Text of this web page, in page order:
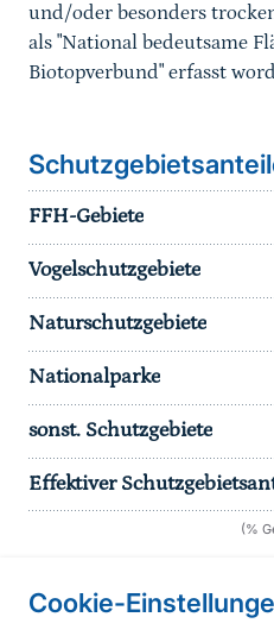
Cookie-
und/oder besonders
als "National bedeutsame
Biotopverbund" erfasst
FFH-Gebiete
Vogelschutzgebiete
Naturschutzgebiete
Nationalparke
sonst. Schutzgebiete
Effektiver
(%
Informationen zur